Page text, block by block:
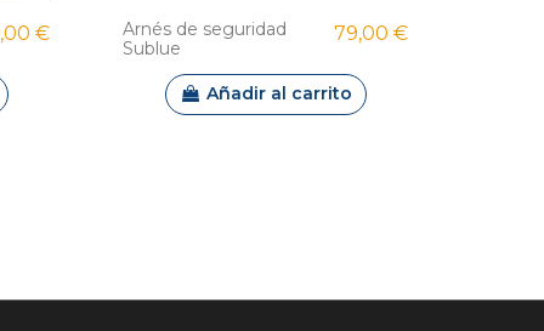
€
Arnés de seguridad
Sublue
79,00 €
Añadir al carrito